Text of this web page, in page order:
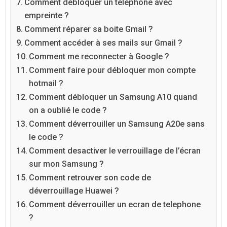
Comment débloquer un téléphone avec
empreinte ?
Comment réparer sa boite Gmail ?
Comment accéder à ses mails sur Gmail ?
Comment me reconnecter à Google ?
Comment faire pour débloquer mon compte
hotmail ?
Comment débloquer un Samsung A10 quand
on a oublié le code ?
Comment déverrouiller un Samsung A20e sans
le code ?
Comment desactiver le verrouillage de l’écran
sur mon Samsung ?
Comment retrouver son code de
déverrouillage Huawei ?
Comment déverrouiller un ecran de telephone
?